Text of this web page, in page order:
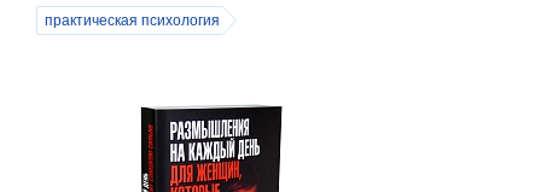
практическая психология